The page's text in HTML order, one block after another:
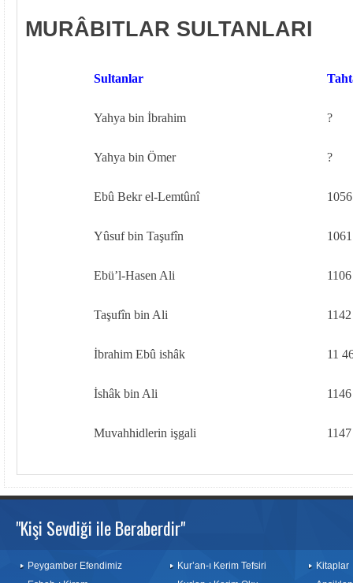
MURÂBITLAR SULTANLARI
Sultanlar
Yahya bin İbrahim ?
Yahya bin Ömer ?
Ebû Bekr el-Lemtûnî
Yûsuf bin Taşufîn
Ebü’l-Hasen Ali
Taşufîn bin Ali
İbrahim Ebû ishâk 11
İshâk bin Ali
Muvahhidlerin işgali
"Kişi Sevdiği ile Beraberdir"
Peygamber Efendimiz
Kur’an-ı Kerim Tefsiri
Kitaplar